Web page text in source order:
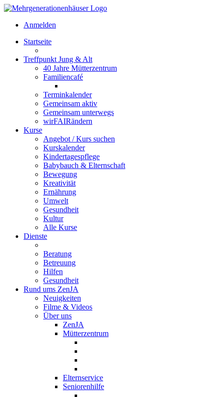
Anmelden
Startseite
Treffpunkt Jung & Alt
40 Jahre Mütterzentrum
Familiencafé
Terminkalender
Gemeinsam aktiv
Gemeinsam unterwegs
wirFAIRändern
Kurse
Angebot / Kurs suchen
Kurskalender
Kindertagespflege
Babybauch & Elternschaft
Bewegung
Kreativität
Ernährung
Umwelt
Gesundheit
Kultur
Alle Kurse
Dienste
Beratung
Betreuung
Hilfen
Gesundheit
Rund ums ZenJA
Neuigkeiten
Filme & Videos
Über uns
ZenJA
Mütterzentrum
Elternservice
Seniorenhilfe